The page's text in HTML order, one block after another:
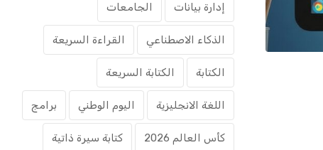
إدارة بيانات الجامعات
الذكاء الاصطناعي القراءة السريعة
الكتابة الكتابة السريعة
اللغة الانجليزية اليوم الوطني برامج
كأس العالم 2026 كتابة سيرة ذاتية